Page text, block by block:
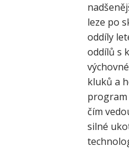
leze po
oddíly
oddílů s
kluků a
program
čím
silné